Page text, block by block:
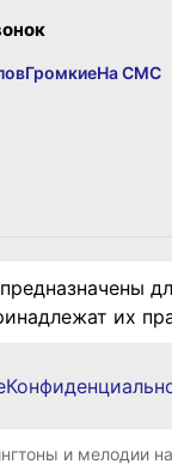
ГромкиеНа СМС
их
и мелодии